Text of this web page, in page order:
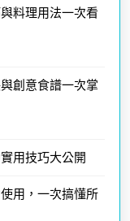
料理用法一次看
創意食譜一次掌
用技巧大公開
用，一次搞懂所